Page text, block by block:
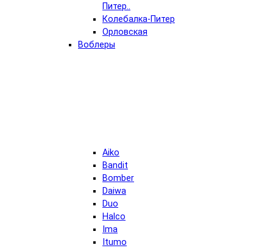
Питер..
Колебалка-Питер
Орловская
Воблеры
Aiko
Bandit
Bomber
Daiwa
Duo
Halco
Ima
Itumo